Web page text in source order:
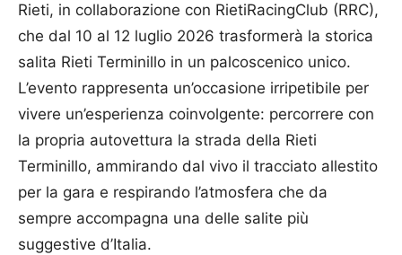
Rieti, in collaborazione con RietiRacingClub (RRC),
che dal 10 al 12 luglio 2026 trasformerà la storica
salita Rieti Terminillo in un palcoscenico unico.
L’evento rappresenta un’occasione irripetibile per
vivere un’esperienza coinvolgente: percorrere con
la propria autovettura la strada della Rieti
Terminillo, ammirando dal vivo il tracciato allestito
per la gara e respirando l’atmosfera che da
sempre accompagna una delle salite più
suggestive d’Italia.